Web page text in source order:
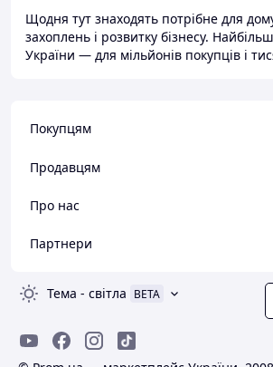
Щодня тут знаходять потрібне для
захоплень і розвитку бізнесу.
України — для мільйонів покупців і
Покупцям
Продавцям
Про нас
Партнери
Тема - світла BETA